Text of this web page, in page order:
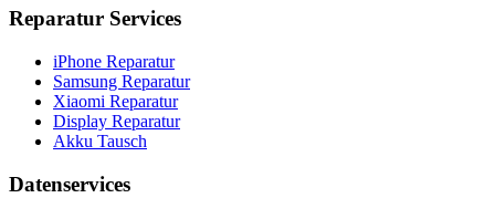
Reparatur Services
iPhone Reparatur
Samsung Reparatur
Xiaomi Reparatur
Display Reparatur
Akku Tausch
Datenservices